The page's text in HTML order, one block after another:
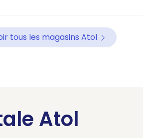
tous les magasins Atol
Atol